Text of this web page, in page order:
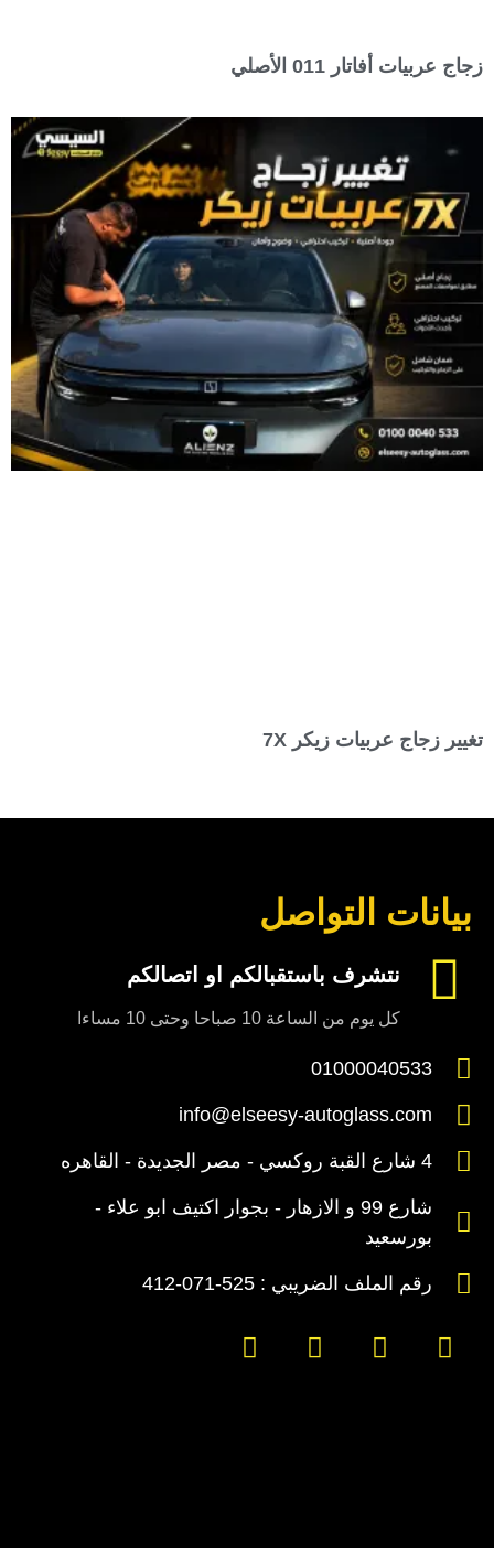
زجاج عربيات أفاتار 011 الأصلي
تغيير زجاج عربيات زيكر 7X
بيانات التواصل
نتشرف باستقبالكم او اتصالكم
كل يوم من الساعة 10 صباحا وحتى 10 مساءا
01000040533
info@elseesy-autoglass.com
4 شارع القبة روكسي - مصر الجديدة - القاهره
شارع 99 و الازهار - بجوار اكتيف ابو علاء -
بورسعيد
رقم الملف الضريبي : 525-071-412